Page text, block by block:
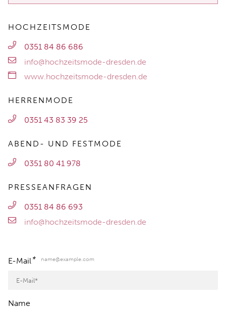
HOCHZEITSMODE
0351 84 86 686
info@hochzeitsmode-dresden.de
www.hochzeitsmode-dresden.de
HERRENMODE
0351 43 83 39 25
ABEND- UND FESTMODE
0351 80 41 978
PRESSEANFRAGEN
0351 84 86 693
info@hochzeitsmode-dresden.de
E-Mail* name@example.com
Name